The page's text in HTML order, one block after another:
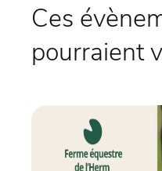
Ces
pourraient